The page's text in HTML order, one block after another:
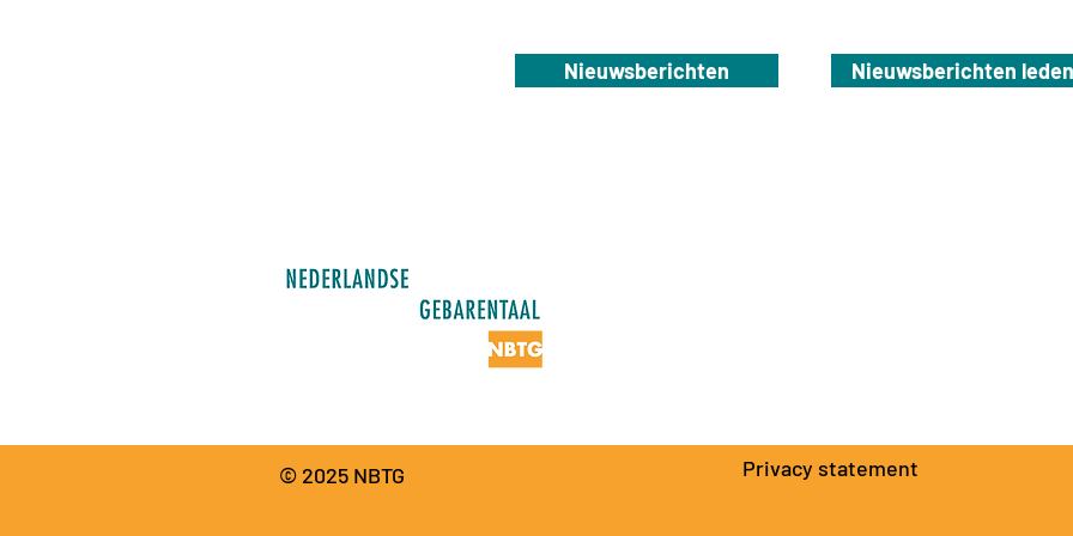
Nieuwsberichten Nieuwsberichten leden
© 2025 NBTG Privacy statement